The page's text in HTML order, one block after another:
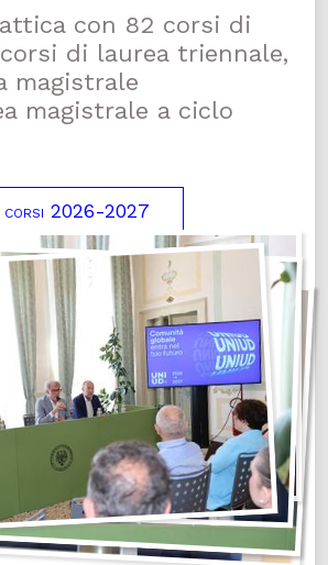
con 82 corsi di
di laurea triennale,
magistrale
magistrale a ciclo
corsi 2026-2027